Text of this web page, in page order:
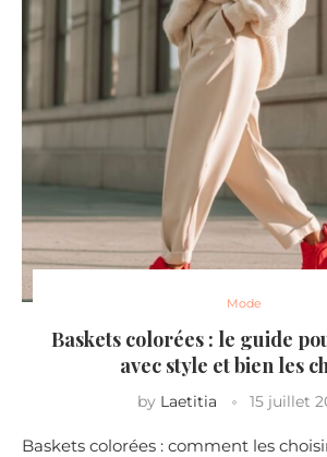
Mode
Baskets colorées : le guide
avec style et bien les
by Laetitia 15 juillet
Baskets colorées : comment les